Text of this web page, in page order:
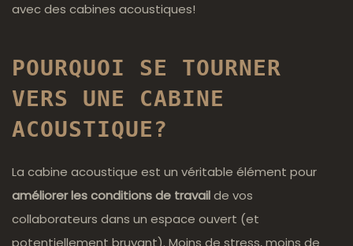
:
VOS
SPACES
avec des cabines acoustiques!
POURQUOI SE TOURNER
VERS UNE CABINE
ACOUSTIQUE?
La cabine acoustique est un véritable élément pour
améliorer les conditions de travailde vos
collaborateurs dans un espace ouvert (et
potentiellement bruyant). Moins de stress, moins de